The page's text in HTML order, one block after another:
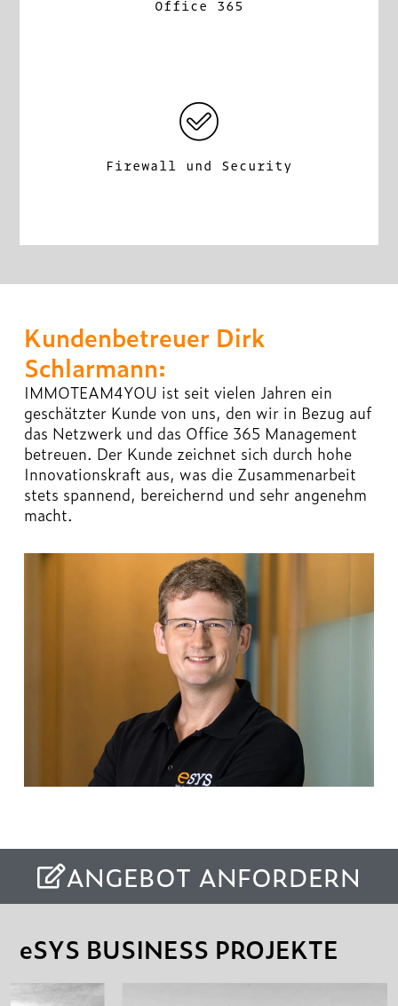
Office 365
Firewall und Security
Kundenbetreuer Dirk
Schlarmann:
IMMOTEAM4YOU ist seit vielen Jahren ein
geschätzter Kunde von uns, den wir in Bezug auf
das Netzwerk und das Office 365 Management
betreuen. Der Kunde zeichnet sich durch hohe
Innovationskraft aus, was die Zusammenarbeit
stets spannend, bereichernd und sehr angenehm
macht.
ANGEBOT ANFORDERN
eSYS BUSINESS PROJEKTE